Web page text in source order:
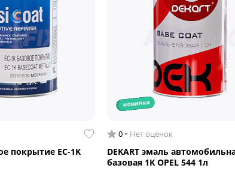
покрытие EC-1K
новинка
0 Нет оценок
DEKART эмаль
базовая 1K OPEL 544 1л